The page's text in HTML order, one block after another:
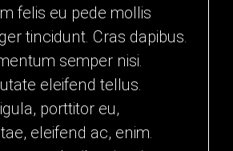
felis eu pede mollis
tincidunt. Cras dapibus.
semper nisi.
eleifend tellus.
porttitor eu,
eleifend ac, enim.